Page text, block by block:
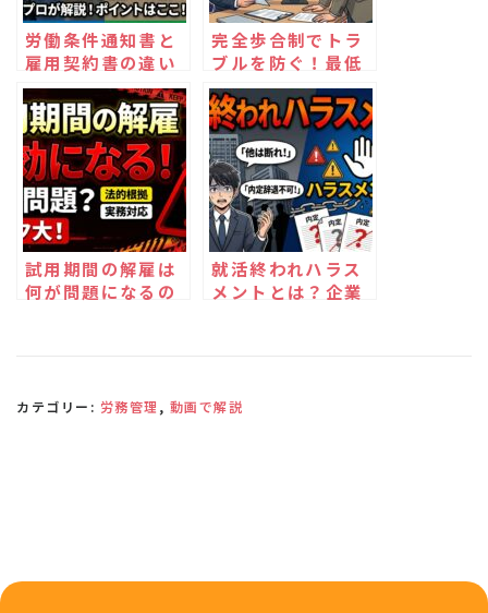
労働条件通知書と
雇用契約書の違い
をわかりやすく解
説
完全歩合制でトラ
ブルを防ぐ！最低
賃金・労働時間・
契約の正しい設計
ポイント
試用期間の解雇は
何が問題になるの
就活終われハラス
メントとは？企業
カテゴリー: 労務管理 , 動画で解説